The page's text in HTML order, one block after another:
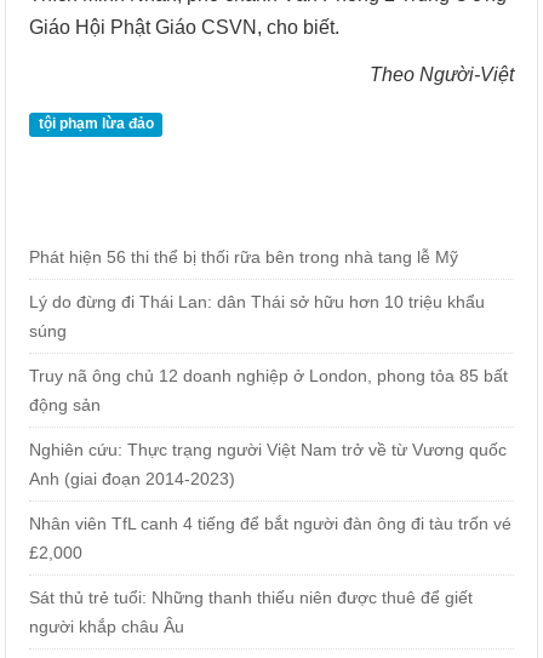
Giáo Hội Phật Giáo CSVN, cho biết.
Theo Người-Việt
tội phạm lừa đảo
Phát hiện 56 thi thể bị thối rữa bên trong nhà tang lễ Mỹ
Lý do đừng đi Thái Lan: dân Thái sở hữu hơn 10 triệu khẩu
súng
Truy nã ông chủ 12 doanh nghiệp ở London, phong tỏa 85 bất
động sản
Nghiên cứu: Thực trạng người Việt Nam trở về từ Vương quốc
Anh (giai đoạn 2014-2023)
Nhân viên TfL canh 4 tiếng để bắt người đàn ông đi tàu trốn vé
£2,000
Sát thủ trẻ tuổi: Những thanh thiếu niên được thuê để giết
người khắp châu Âu